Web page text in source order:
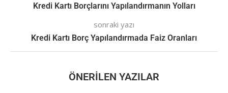
Kredi Kartı Borçlarını Yapılandırmanın Yolları
sonraki yazı
Kredi Kartı Borç Yapılandırmada Faiz Oranları
ÖNERILEN YAZILAR